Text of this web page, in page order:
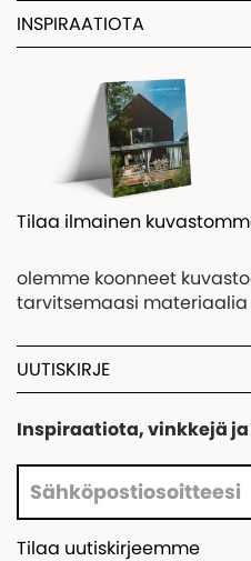
INSPIRAATIOTA
Tilaa ilmainen
olemme koonneet
tarvitsemaasi
UUTISKIRJE
Inspiraatiota, vinkkejä
Tilaa uutiskirjeemme